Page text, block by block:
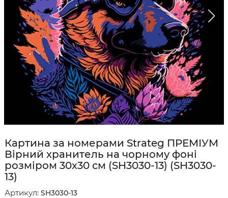
Картина за номерами Strateg ПРЕМІУМ
Вірний хранитель на чорному фоні
розміром 30х30 см (SH3030-13) (SH3030-
13)
Артикул: SH3030-13